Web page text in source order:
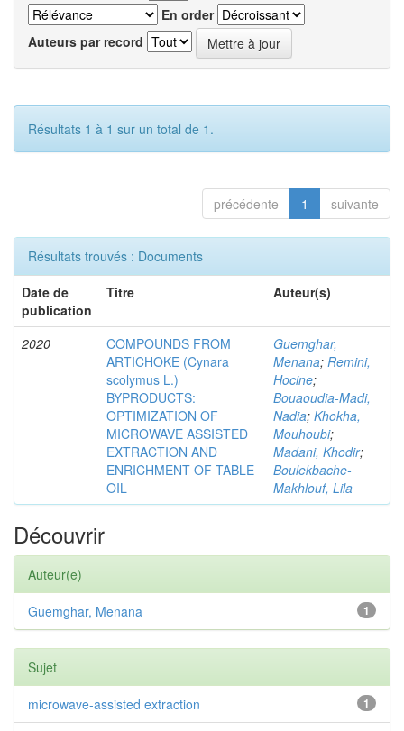
En order
Auteurs par record
Résultats 1 à 1 sur un total de 1.
précédente 1 suivante
Résultats trouvés : Documents
Date de
publication
Titre Auteur(s)
2020
COMPOUNDS FROM
ARTICHOKE (Cynara
scolymus L.)
BYPRODUCTS:
OPTIMIZATION OF
MICROWAVE ASSISTED
EXTRACTION AND
ENRICHMENT OF TABLE
OIL
Guemghar,
Menana; Remini,
Hocine;
Bouaoudia-Madi,
Nadia; Khokha,
Mouhoubi;
Madani, Khodir;
Boulekbache-
Makhlouf, Lila
Découvrir
Auteur(e)
1
Guemghar, Menana
Sujet
1
microwave-assisted extraction